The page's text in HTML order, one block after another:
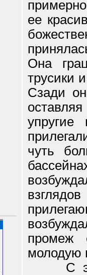
ее
Она
трусики
Сзади
упругие
чуть
промеж
молодую
С